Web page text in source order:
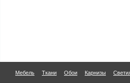
Мебель Ткани Обои Карнизы